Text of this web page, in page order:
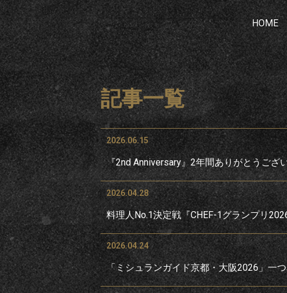
HOME
記事一覧
2026.06.15
『2nd Anniversary』2年間ありがとうござ
2026.04.28
料理人No.1決定戦『CHEF-1グランプリ
2026.04.24
「ミシュランガイド京都・大阪2026」一